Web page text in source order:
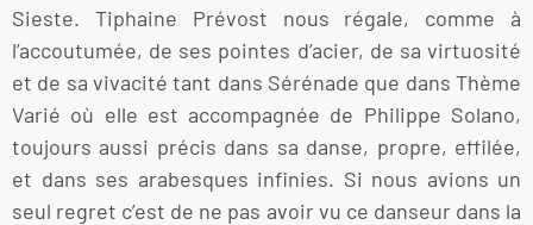
Sieste. Tiphaine Prévost nous régale, comme à
l’accoutumée, de ses pointes d’acier, de sa virtuosité
et de sa vivacité tant dans Sérénade que dans Thème
Varié où elle est accompagnée de Philippe Solano,
toujours aussi précis dans sa danse, propre, effilée,
et dans ses arabesques infinies. Si nous avions un
seul regret c’est de ne pas avoir vu ce danseur dans la